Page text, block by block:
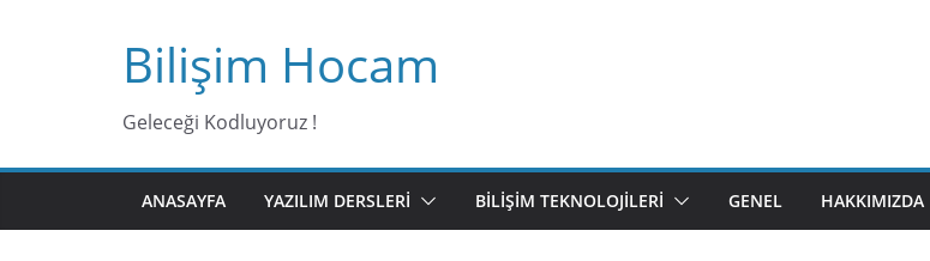
Bilişim Hocam
Geleceği Kodluyoruz !
ANASAYFA YAZILIM DERSLERI BILIŞIM TEKNOLOJILERI GENEL HAKKIMIZDA